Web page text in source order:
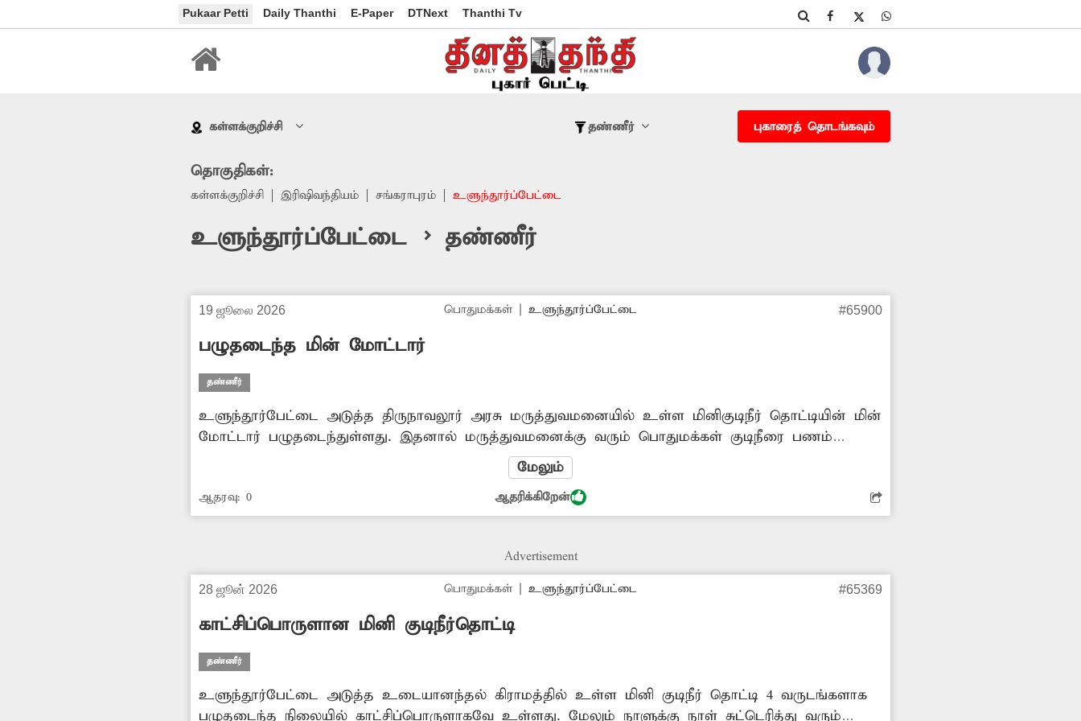
Pukaar Petti Daily Thanthi E-Paper DTNext Thanthi Tv
கள்ளக்குறிச்சி தண்ணீர் புகாரைத் தொடங்கவும்
தொகுதிகள்:
கள்ளக்குறிச்சி இரிஷிவந்தியம் சங்கராபுரம் உளுந்தூர்ப்பேட்டை
உளுந்தூர்ப்பேட்டை > தண்ணீர்
19 ஜூலை 2026 பொதுமக்கள்| உளுந்தூர்ப்பேட்டை #65900
பழுதடைந்த மின் மோட்டார்
தண்ணீர்
உளுந்தூர்பேட்டை அடுத்த திருநாவலூர் அரசு மருத்துவமனையில் உள்ள மினிகுடிநீர் தொட்டியின் மின்
மோட்டார் பழுதடைந்துள்ளது. இதனால் மருத்துவமனைக்கு வரும் பொதுமக்கள் குடிநீரை பணம்
கொடுத்து வாங்கும் அவல நிலை தொடர்ந்து வருகிறது. மேலும் கோடை வெயில் கொளுத்தி வருவதால்
குடிநீரின் தேவை அதிகரித்து வருகிறது. எனவே சம்பந்தப்பட்ட அதிகாரிகள் மின்மோட்டாரை சரிசெய்து
குடிநீர் வினியோகம் செய்ய விரைந்து நடவடிக்கை எடுக்க வேண்டியது அவசியம்.
மேலும்
ஆதரவு: 0 ஆதரிக்கிறேன்
Advertisement
28 ஜூன் 2026 பொதுமக்கள்| உளுந்தூர்ப்பேட்டை #65369
காட்சிப்பொருளான மினி குடிநீர்தொட்டி
தண்ணீர்
உளுந்தூர்பேட்டை அடுத்த உடையானந்தல் கிராமத்தில் உள்ள மினி குடிநீர் தொட்டி 4 வருடங்களாக
பழுதடைந்த நிலையில் காட்சிப்பொருளாகவே உள்ளது. மேலும் நாளுக்கு நாள் சுட்டெரித்து வரும்